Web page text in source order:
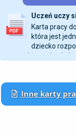
Uczeń uczy
Karta pracy
która jest
dziecko
pomagają uczniowi
w taki sposób, aby
dostosowany do jego
Inne karty